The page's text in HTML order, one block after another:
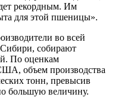
рекордным. Им
для этой пшеницы».
во всей
собирают
По оценкам
объем производства
тонн, превысив
большую величину.